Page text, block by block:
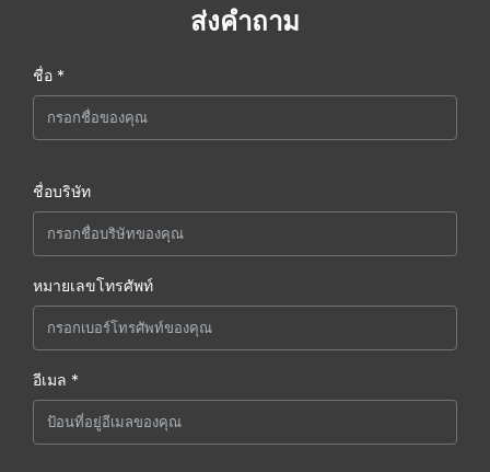
ส่งคำถาม
ชื่อ *
ชื่อบริษัท
หมายเลขโทรศัพท์
อีเมล *